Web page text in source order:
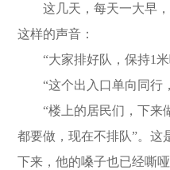
这几天，每天一大早
这样的声音：
“大家排好队，保持1米
“这个出入口单向同行
“楼上的居民们，下来
都要做，现在不排队”。这
下来，他的嗓子也已经嘶